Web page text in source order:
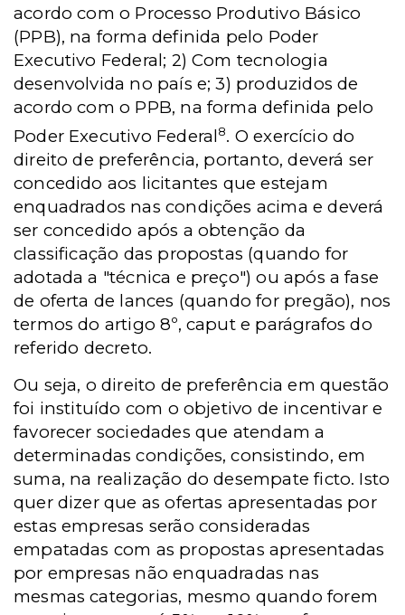
acordo com o Processo Produtivo Básico
(PPB), na forma definida pelo Poder
Executivo Federal; 2) Com tecnologia
desenvolvida no país e;3) produzidos de
acordo com o PPB, na forma definida pelo
Poder Executivo Federal8. O exercício do
direito de preferência, portanto, deverá ser
concedido aos licitantes que estejam
enquadrados nas condições acima e deverá
ser concedido após a obtenção da
classificação das propostas (quando for
adotada a "técnica e preço") ou após a fase
de oferta de lances (quando for pregão), nos
termos do artigo 8º, caput e parágrafos do
referido decreto.
Ou seja, o direito de preferência em questão
foi instituído com o objetivo de incentivar e
favorecer sociedades que atendam a
determinadas condições, consistindo, em
suma, na realização do desempate ficto. Isto
quer dizer que as ofertas apresentadas por
estas empresas serão consideradas
empatadas com as propostas apresentadas
por empresas não enquadradas nas
mesmas categorias, mesmo quando forem